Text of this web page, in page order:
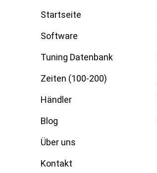
Startseite
Software
Tuning Datenbank
Zeiten (100-200)
Händler
Blog
Über uns
Kontakt